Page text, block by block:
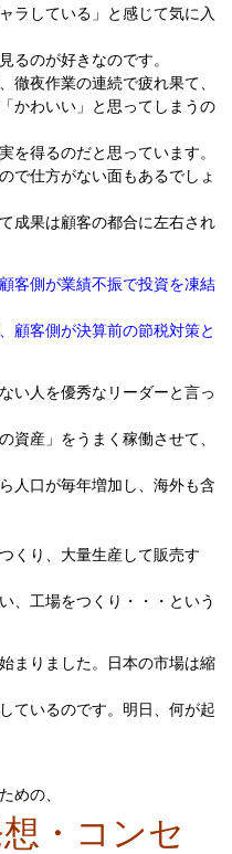
ラしている」と感じて気に入
るのが好きなのです。
徹夜作業の連続で疲れ果て、
かわいい」と思ってしまうの
を得るのだと思っています。
で仕方がない面もあるでしょ
成果は顧客の都合に左右され
客側が業績不振で投資を凍結
顧客側が決算前の節税対策と
い人を優秀なリーダーと言っ
資産」をうまく稼働させて、
人口が毎年増加し、海外も含
くり、大量生産して販売す
、工場をつくり・・・という
まりました。日本の市場は縮
ているのです。明日、何が起
めの、
・コンセ